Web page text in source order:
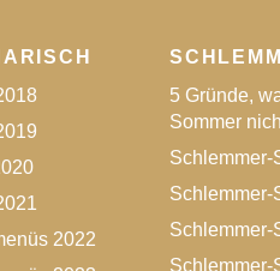
2022
5 Gründe,
Sommer
Schlemmer-
Schlemmer-
Schlemmer-
Schlemmer-